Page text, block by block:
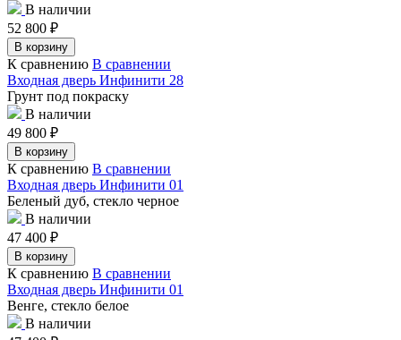
В наличии
52 800 ₽
В корзину
К сравнению В сравнении
Входная дверь Инфинити 28
Грунт под покраску
В наличии
49 800 ₽
В корзину
К сравнению В сравнении
Входная дверь Инфинити 01
Беленый дуб, стекло черное
В наличии
47 400 ₽
В корзину
К сравнению В сравнении
Входная дверь Инфинити 01
Венге, стекло белое
В наличии